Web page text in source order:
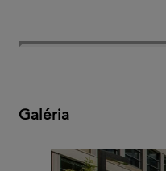
Galéria